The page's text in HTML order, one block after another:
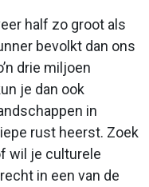
half zo groot als
bevolkt dan ons
drie miljoen
je dan ook
in
rust heerst. Zoek
wil je culturele
in een van de